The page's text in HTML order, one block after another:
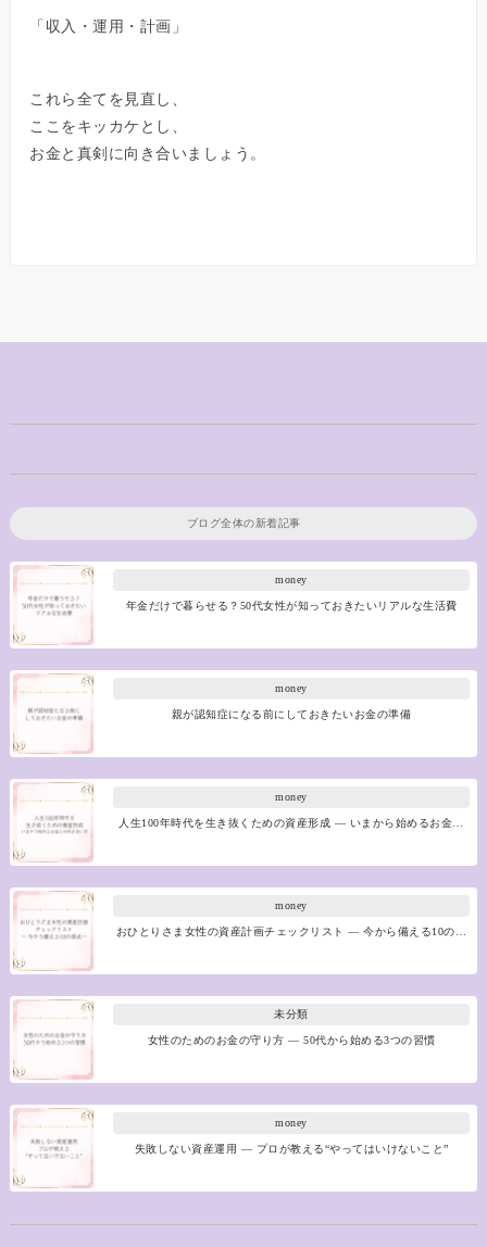
「収入・運用・計画」
これら全てを見直し、
ここをキッカケとし、
お金と真剣に向き合いましょう。
ブログ全体の新着記事
money
年金だけで暮らせる？50代女性が知っておきたいリアルな生活費
money
親が認知症になる前にしておきたいお金の準備
money
人生100年時代を生き抜くための資産形成 ― いまから始めるお金…
money
おひとりさま女性の資産計画チェックリスト ― 今から備える10の…
未分類
女性のためのお金の守り方 ― 50代から始める3つの習慣
money
失敗しない資産運用 ― プロが教える“やってはいけないこと”